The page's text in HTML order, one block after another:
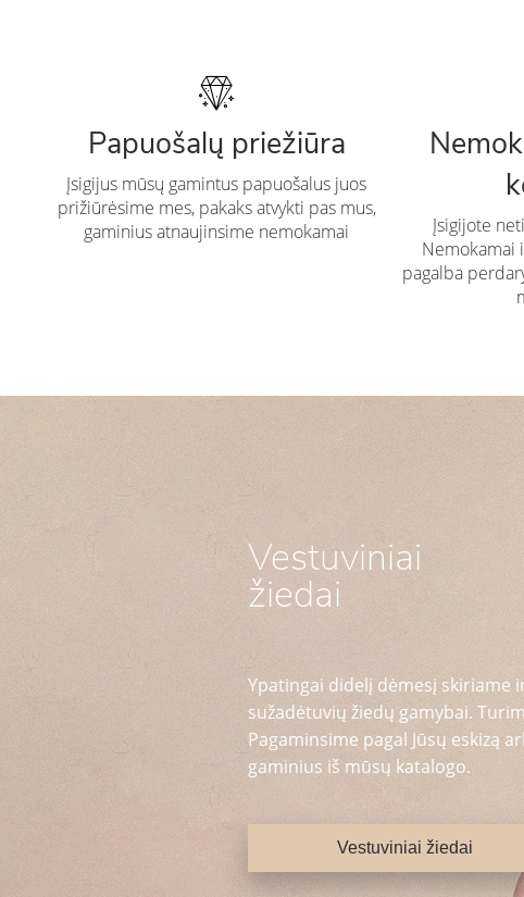
Papuošalų priežiūra
Įsigijus mūsų gamintus papuošalus juos
prižiūrėsime mes, pakaks atvykti pas mus,
gaminius atnaujinsime nemokamai
Įsigijote
Nemokamai
pagalba
Vestuviniai
žiedai
Ypatingai didelį dėmesį skiriame
sužadėtuvių žiedų gamybai.
Pagaminsime pagal Jūsų eskizą
gaminius iš mūsų katalogo.
Vestuviniai žiedai